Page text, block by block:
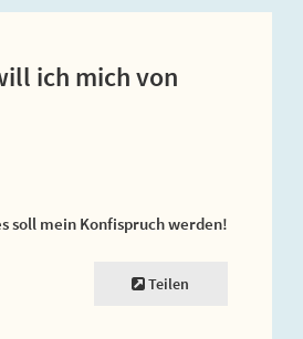
ich mich von
soll mein Konfispruch werden!
Teilen